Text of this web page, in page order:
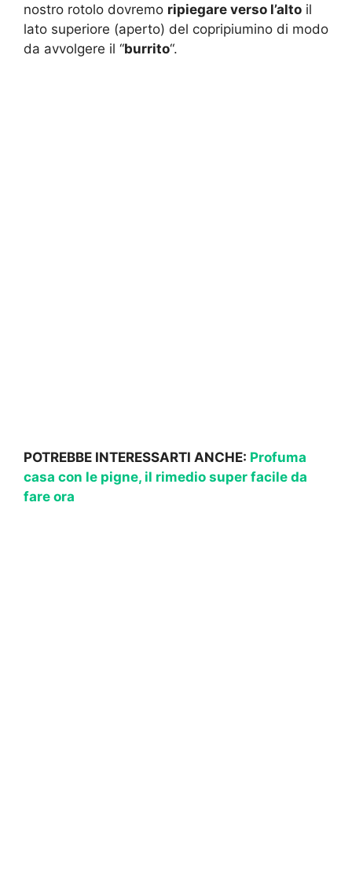
nostro rotolo dovremo ripiegare verso l’alto il
lato superiore (aperto) del copripiumino di modo
da avvolgere il “burrito“.
POTREBBE INTERESSARTI ANCHE: Profuma
casa con le pigne, il rimedio super facile da
fare ora